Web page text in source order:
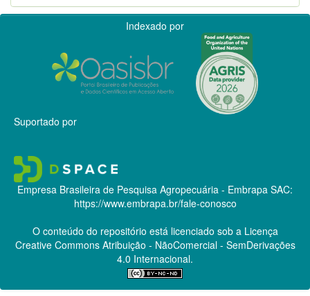
Indexado por
Suportado por
Empresa Brasileira de Pesquisa Agropecuária - Embrapa SAC:
https://www.embrapa.br/fale-conosco
O conteúdo do repositório está licenciado sob a Licença
Creative CommonsAtribuição - NãoComercial - SemDerivações
4.0 Internacional.